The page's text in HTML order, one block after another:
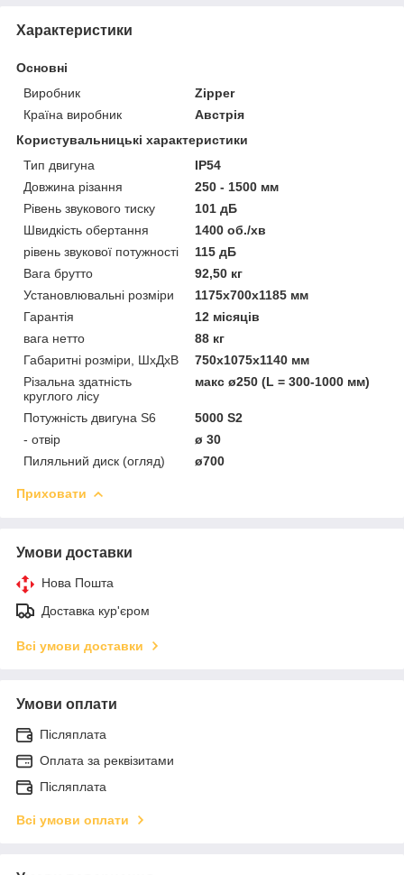
Характеристики
Основні
Виробник
Zipper
Країна виробник
Австрія
Користувальницькі характеристики
Тип двигуна
IP54
Довжина різання
250 - 1500 мм
Рівень звукового тиску
101 дБ
Швидкість обертання
1400 об./хв
рівень звукової потужності
115 дБ
Вага брутто
92,50 кг
Установлювальні розміри
1175x700x1185 мм
Гарантія
12 місяців
вага нетто
88 кг
Габаритні розміри, ШхДхВ
750х1075х1140 мм
Різальна здатність
круглого лісу
макс ø250 (L = 300-1000 мм)
Потужність двигуна S6
5000 S2
- отвір
ø 30
Пиляльний диск (огляд)
ø700
Приховати
Умови доставки
Нова Пошта
Доставка кур'єром
Всі умови доставки
Умови оплати
Післяплата
Оплата за реквізитами
Післяплата
Всі умови оплати